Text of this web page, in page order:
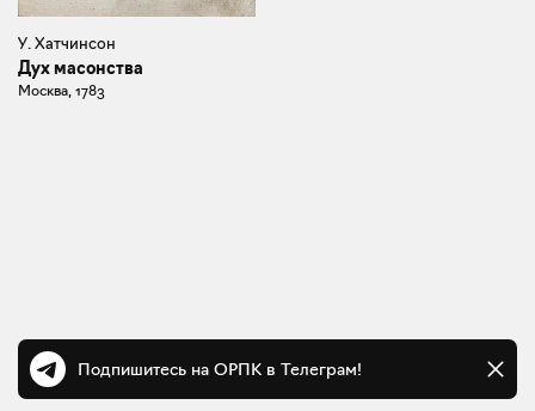
У. Хатчинсон
Дух масонства
Москва, 1783
Подпишитесь на ОРПК в Телеграм!